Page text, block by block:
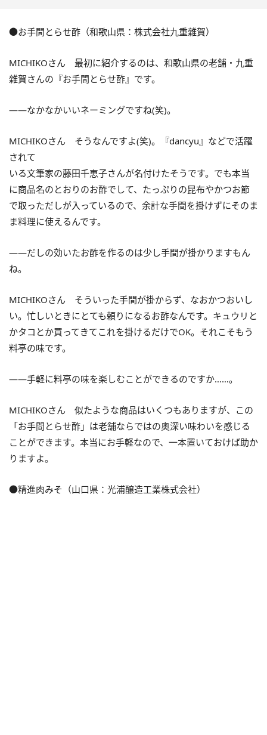
●お手間とらせ酢（和歌山県：株式会社九重雜賀）
MICHIKOさん 最初に紹介するのは、和歌山県の老舗・九重
雜賀さんの『お手間とらせ酢』です。
――なかなかいいネーミングですね(笑)。
MICHIKOさん そうなんですよ(笑)。『dancyu』などで活躍
されて
いる文筆家の藤田千恵子さんが名付けたそうです。でも本当
に商品名のとおりのお酢でして、たっぷりの昆布やかつお節
で取っただしが入っているので、余計な手間を掛けずにそのま
ま料理に使えるんです。
――だしの効いたお酢を作るのは少し手間が掛かりますもん
ね。
MICHIKOさん そういった手間が掛からず、なおかつおいし
い。忙しいときにとても頼りになるお酢なんです。キュウリと
かタコとか買ってきてこれを掛けるだけでOK。それこそもう
料亭の味です。
――手軽に料亭の味を楽しむことができるのですか……。
MICHIKOさん 似たような商品はいくつもありますが、この
「お手間とらせ酢」は老舗ならではの奥深い味わいを感じる
ことができます。本当にお手軽なので、一本置いておけば助か
りますよ。
●精進肉みそ（山口県：光浦醸造工業株式会社）